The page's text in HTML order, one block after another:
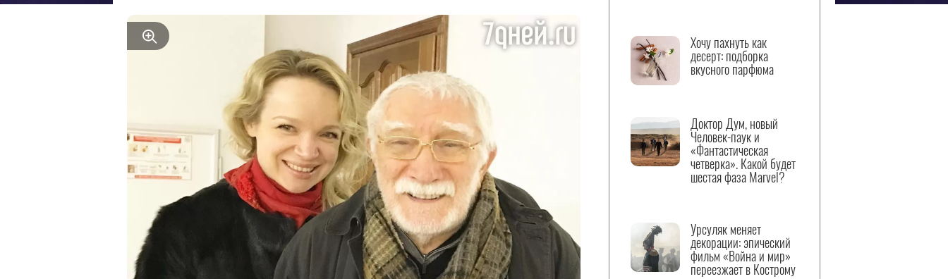
Хочу пахнуть как
десерт: подборка
вкусного парфюма
Доктор Дум, новый
Человек-паук и
«Фантастическая
четверка». Какой будет
шестая фаза Marvel?
Урсуляк меняет
декорации: эпический
фильм «Война и мир»
переезжает в Кострому